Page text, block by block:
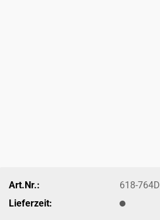
Art.Nr.:
618-764D
Lieferzeit: